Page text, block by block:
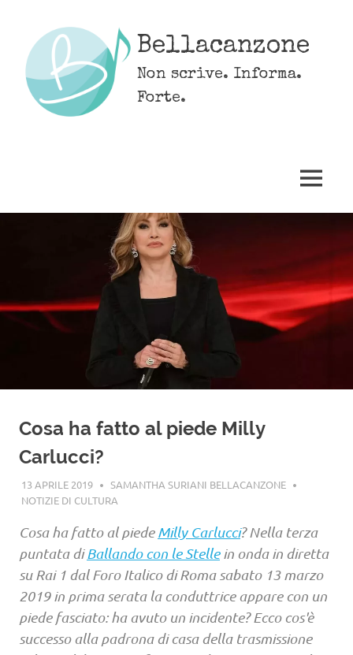
content
Bellacanzone
Non scrive. Informa.
Forte.
MENU
Cosa ha fatto al piede Milly
Carlucci?
13 APRILE 2019
SAMANTHA SURIANI BELLACANZONE
NOTIZIE DI CULTURA
Cosa ha fatto al piedeMilly Carlucci? Nella terza
puntata diBallando con le Stellein onda in diretta
su Rai 1 dal Foro Italico di Roma sabato 13 marzo
2019 in prima serata la conduttrice appare con un
piede fasciato: ha avuto un incidente? Ecco cos'è
successo alla padrona di casa della trasmissione